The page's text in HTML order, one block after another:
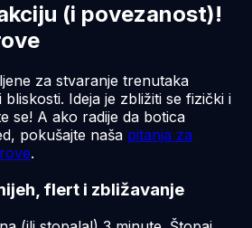
(i povezanost)!
za stvaranje trenutaka
Ideja je zbližiti se fizički i
se! A ako radije da botica
pokušajte naša pitanja za
.
flert i zbližavanje